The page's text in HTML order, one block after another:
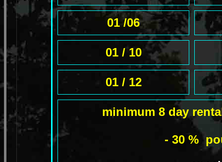
01 /06
01 / 10
01 / 12
minimum 8 day
- 30 %